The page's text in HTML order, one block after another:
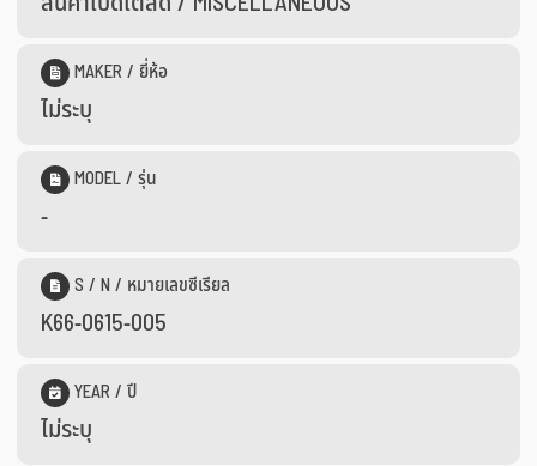
MAKER / ยี่ห้อ
ไม่ระบุ
MODEL / รุ่น
-
S / N / หมายเลขซีเรียล
K66-0615-005
YEAR / ปี
ไม่ระบุ